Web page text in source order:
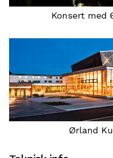
Konsert med
Ørland